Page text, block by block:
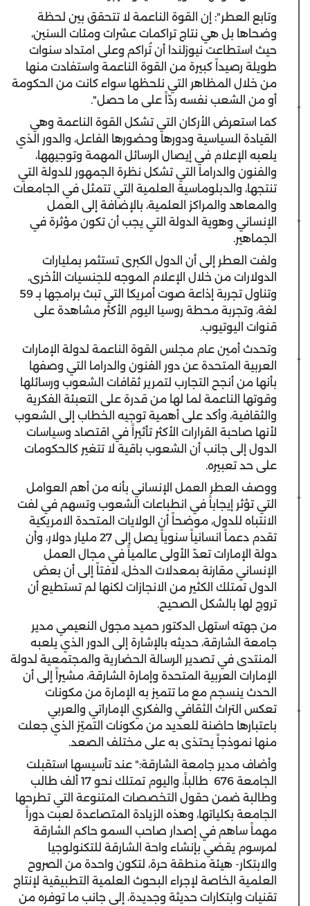
وتابع العطر": إن القوة الناعمة لا تتحقق بين لحظة
وضحاها بل هي نتاج تراكمات عشرات ومئات السنين،
حيث استطاعت نيوزلندا أن تُراكم وعلى امتداد سنوات
طويلة رصيداً كبيرة من القوة الناعمة واستفادت منها
من خلال المظاهر التي نلحظها سواء كانت من الحكومة
أو من الشعب نفسه ردّاً على ما حصل".
كما استعرض الأركان التي تشكل القوة الناعمة وهي
القيادة السياسية ودورها وحضورها الفاعل، والدور الذي
يلعبه الإعلام في إيصال الرسائل المهمة وتوجيهها،
والفنون والدراما التي تشكل نظرة الجمهور للدولة التي
تنتجها، والدبلوماسية العلمية التي تتمثل في الجامعات
والمعاهد والمراكز العلمية، بالإضافة إلى العمل
الإنساني وهوية الدولة التي يجب أن تكون مؤثرة في
الجماهير.
ولفت العطر إلى أن الدول الكبرى تستثمر بمليارات
الدولارات من خلال الإعلام الموجه للجنسيات الأخرى،
وتناول تجربة إذاعة صوت أمريكا التي تبث برامجها بـ 59
لغة، وتجربة محطة روسيا اليوم الأكثر مشاهدة على
قنوات اليوتيوب.
وتحدث أمين عام مجلس القوة الناعمة لدولة الإمارات
العربية المتحدة عن دور الفنون والدراما التي وصفها
بأنها من أنجح التجارب لتمرير ثقافات الشعوب ورسائلها
وقوتها الناعمة لما لها من قدرة على التعبئة الفكرية
والثقافية، وأكد على أهمية توجيه الخطاب إلى الشعوب
لأنها صاحبة القرارات الأكثر تأثيراً في اقتصاد وسياسات
الدول إلى جانب أن الشعوب باقية لا تتغير كالحكومات
على حد تعبيره.
ووصف العطر العمل الإنساني بأنه من أهم العوامل
التي تؤثر إيجاباً في انطباعات الشعوب وتسهم في لفت
الانتباه للدول، موضحاً أن الولايات المتحدة الامريكية
تقدم دعماً انسانياً سنوياً يصل إلى 27 مليار دولار، وأن
دولة الإمارات تعدّ الأولى عالمياً في مجال العمل
الإنساني مقارنة بمعدلات الدخل، لافتاً إلى أن بعض
الدول تمتلك الكثير من الانجازات لكنها لم تستطيع أن
تروج لها بالشكل الصحيح.
من جهته استهل الدكتور حميد مجول النعيمي مدير
جامعة الشارقة، حديثه بالإشارة إلى الدور الذي يلعبه
المنتدى في تصدير الرسالة الحضارية والمجتمعية لدولة
الإمارات العربية المتحدة وإمارة الشارقة، مشيراً إلى أن
الحدث ينسجم مع ما تتميز به الإمارة من مكونات
تعكس التراث الثقافي والفكري الإماراتي والعربي
باعتبارها حاضنة للعديد من مكونات التميّز الذي جعلت
منها نموذجاً يحتذى به على مختلف الصعد.
وأضاف مدير جامعة الشارقة:" عند تأسيسها استقبلت
الجامعة 676 طالباً، واليوم تمتلك نحو 17 ألف طالب
وطالبة ضمن حقول التخصصات المتنوعة التي تطرحها
الجامعة بكلياتها، وهذه الزيادة المتصاعدة لعبت دوراً
مهماً ساهم في إصدار صاحب السمو حاكم الشارقة
لمرسوم يقضي بإنشاء واحة الشارقة للتكنولوجيا
والابتكار- هيئة منطقة حرة، لتكون واحدة من الصروح
العلمية الخاصة لإجراء البحوث العلمية التطبيقية لإنتاج
تقنيات وابتكارات حديثة وجديدة، إلى جانب ما توفره من